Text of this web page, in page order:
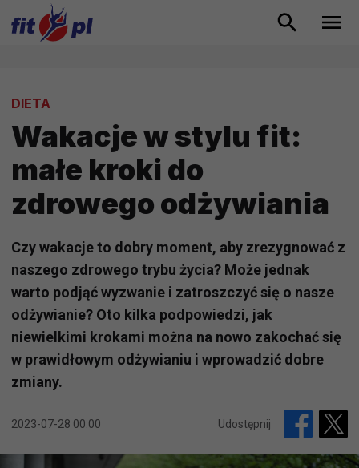
DIETA
Wakacje w stylu fit:
małe kroki do
zdrowego odżywiania
Czy wakacje to dobry moment, aby zrezygnować z
naszego zdrowego trybu życia? Może jednak
warto podjąć wyzwanie i zatroszczyć się o nasze
odżywianie? Oto kilka podpowiedzi, jak
niewielkimi krokami można na nowo zakochać się
w prawidłowym odżywianiu i wprowadzić dobre
zmiany.
2023-07-28 00:00 Udostępnij